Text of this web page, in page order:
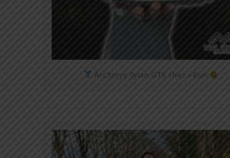
Arc'teryx Sylan GTX chez i-Run